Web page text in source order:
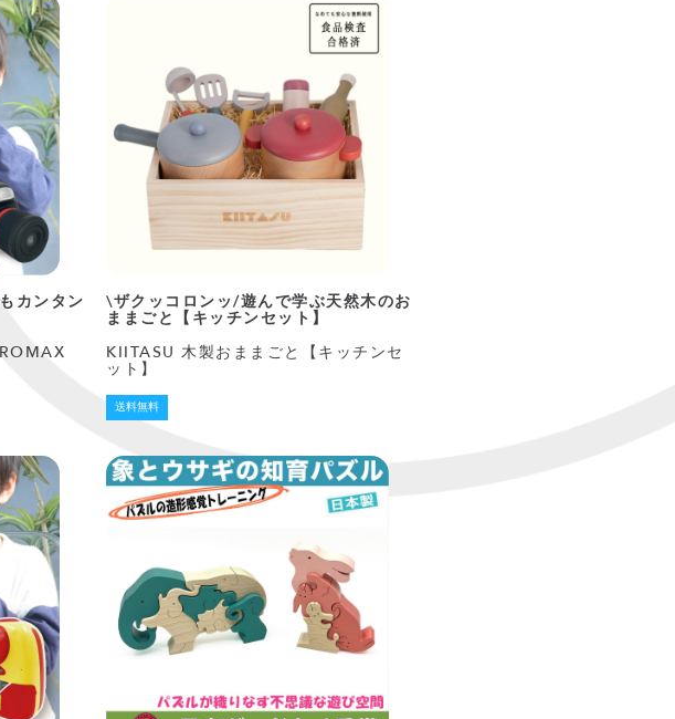
カンタン \ザクッコロンッ/遊んで学ぶ天然木のお
ままごと【キッチンセット】
KIITASU 木製おままごと【キッチンセ
ット】
送料無料